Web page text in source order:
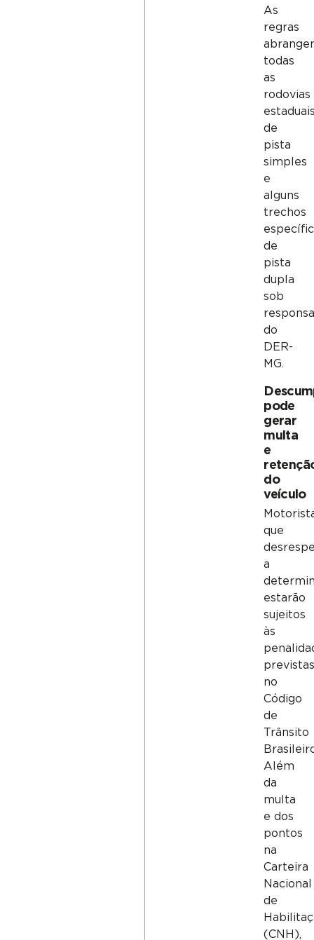
As
regras
todas
as
rodovias
de
pista
simples
e
alguns
trechos
de
pista
dupla
sob
do
DER-
MG.
pode
gerar
multa
e
do
veículo
que
a
estarão
sujeitos
às
no
Código
de
Trânsito
Além
da
multa
e dos
pontos
na
Carteira
Nacional
de
(CNH),